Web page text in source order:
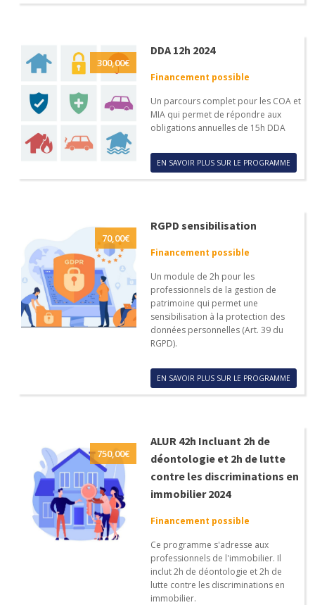
300,00€
DDA 12h 2024
Financement possible
Un parcours complet pour les COA et
MIA qui permet de répondre aux
obligations annuelles de 15h DDA
EN SAVOIR PLUS SUR LE PROGRAMME
70,00€
RGPD sensibilisation
Financement possible
Un module de 2h pour les
professionnels de la gestion de
patrimoine qui permet une
sensibilisation à la protection des
données personnelles (Art. 39 du
RGPD).
EN SAVOIR PLUS SUR LE PROGRAMME
750,00€
ALUR 42h Incluant 2h de
déontologie et 2h de lutte
contre les discriminations en
immobilier 2024
Financement possible
Ce programme s'adresse aux
professionnels de l'immobilier. Il
inclut 2h de déontologie et 2h de
lutte contre les discriminations en
immobilier.